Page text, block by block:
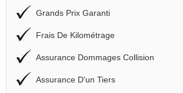
Grands Prix Garanti
Frais De Kilométrage
Assurance Dommages Collision
Assurance D'un Tiers